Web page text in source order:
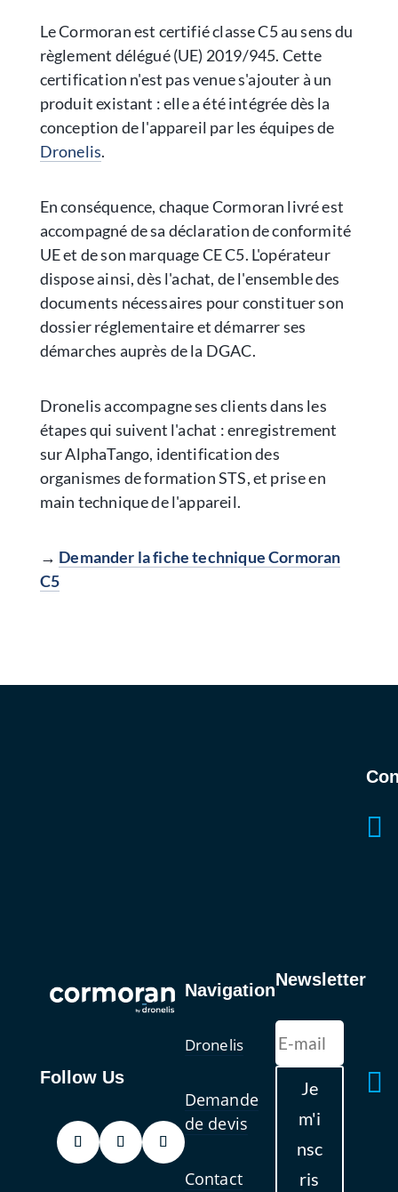
Le Cormoran est certifié classe C5 au sens du
règlement délégué (UE) 2019/945. Cette
certification n'est pas venue s'ajouter à un
produit existant : elle a été intégrée dès la
conception de l'appareil par les équipes de
Dronelis.
En conséquence, chaque Cormoran livré est
accompagné de sa déclaration de conformité
UE et de son marquage CE C5. L'opérateur
dispose ainsi, dès l'achat, de l'ensemble des
documents nécessaires pour constituer son
dossier réglementaire et démarrer ses
démarches auprès de la DGAC.
Dronelis accompagne ses clients dans les
étapes qui suivent l'achat : enregistrement
sur AlphaTango, identification des
organismes de formation STS, et prise en
main technique de l'appareil.
→ Demander la fiche technique Cormoran
C5
Follow Us
Navigation
Dronelis
Demande
de devis
Contact
Newsletter
Je
m'i
nsc
ris

